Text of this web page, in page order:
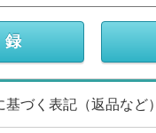
づく表記（返品など）